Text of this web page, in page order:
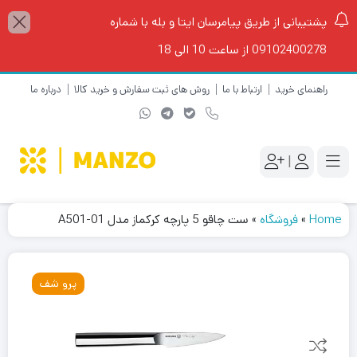
پشتیبانی از طریق پیامرسان ایتا و بله با شماره
09102400278 از ساعت 10 الی 18
راهنمای خرید ارتباط با ما روش های ثبت سفارش و خرید کالا درباره ما
|
Home
»فروشگاه » ست چاقو 5 پارچه کرکماز مدل A501-01
پرو شف